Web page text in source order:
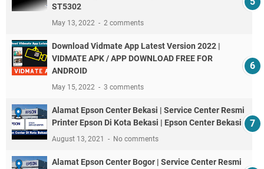
ST5302
May 13, 2022 2 comments
Download Vidmate App Latest Version 2022 |
VIDMATE APK / APP DOWNLOAD FREE FOR
ANDROID
May 15, 2022 3 comments
Alamat Epson Center Bekasi | Service Center Resmi
Printer Epson Di Kota Bekasi | Epson Center Bekasi
August 13, 2021 No comments
Alamat Epson Center Bogor | Service Center Resmi